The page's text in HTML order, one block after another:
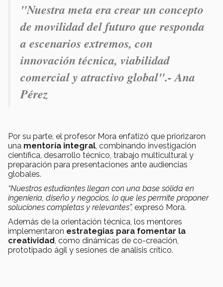
"Nuestra meta era crear un concepto
de movilidad del futuro que responda
a escenarios extremos, con
innovación técnica, viabilidad
comercial y atractivo global".- Ana
Pérez
Por su parte, el profesor Mora enfatizó que priorizaron
una mentoría integral, combinando investigación
científica, desarrollo técnico, trabajo multicultural y
preparación para presentaciones ante audiencias
globales.
“Nuestros estudiantes llegan con una base sólida en
ingeniería, diseño y negocios, lo que les permite proponer
soluciones completas y relevantes”, expresó Mora.
Además de la orientación técnica, los mentores
implementaron estrategias para fomentar la
creatividad, como dinámicas de co-creación,
prototipado ágil y sesiones de análisis crítico.